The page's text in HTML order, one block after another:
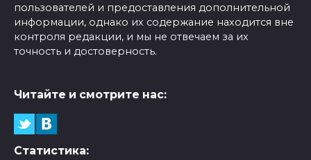
пользователей и предоставления дополнительной
информации, однако их содержание находится вне
контроля редакции, и мы не отвечаем за их
точность и достоверность.
Читайте и смотрите нас:
Статистика: